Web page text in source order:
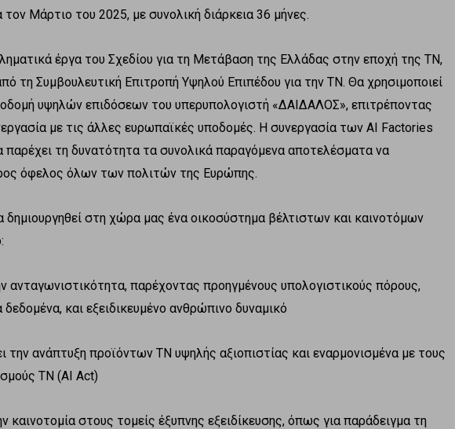
τον Μάρτιο του 2025, με συνολική διάρκεια 36 μήνες.
έργα του Σχεδίου για τη Μετάβαση της Ελλάδας στην εποχή της ΤΝ,
τη Συμβουλευτική Επιτροπή Υψηλού Επιπέδου για την ΤΝ. Θα χρησιμοποιεί
υψηλών επιδόσεων του υπερυπολογιστή «ΔΑΙΔΑΛΟΣ», επιτρέποντας
με τις άλλες ευρωπαϊκές υποδομές. Η συνεργασία των AI Factories
τη δυνατότητα τα συνολικά παραγόμενα αποτελέσματα να
όφελος όλων των πολιτών της Ευρώπης.
δημιουργηθεί στη χώρα μας ένα οικοσύστημα βέλτιστων και καινοτόμων
παρέχοντας προηγμένους υπολογιστικούς πόρους,
και εξειδικευμένο ανθρώπινο δυναμικό
ανάπτυξη προϊόντων ΤΝ υψηλής αξιοπιστίας και εναρμονισμένα με τους
TN (AI Act)
στους τομείς έξυπνης εξειδίκευσης, όπως για παράδειγμα τη